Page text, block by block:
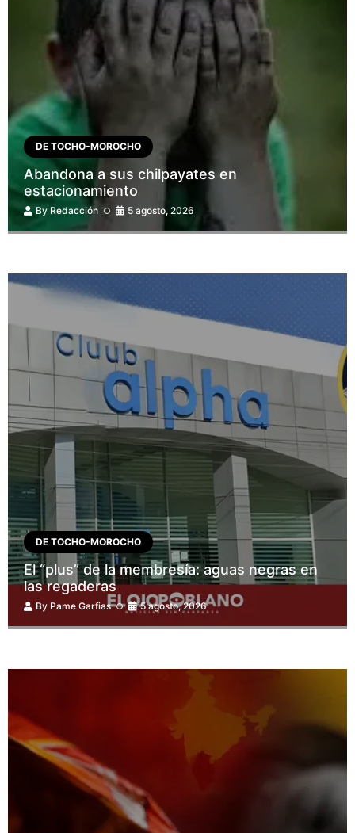
DE TOCHO-MOROCHO
Abandona a sus chilpayates en
estacionamiento
By Redacción 5 agosto, 2026
DE TOCHO-MOROCHO
El “plus” de la membresía: aguas negras en
las regaderas
By Pame Garfias 5 agosto, 2026